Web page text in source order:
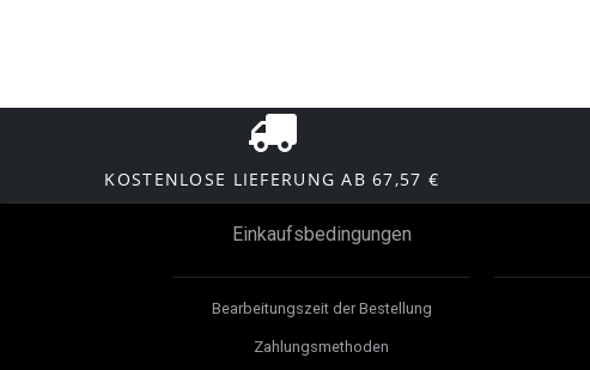
KOSTENLOSE LIEFERUNG AB 67,57 €
Einkaufsbedingungen
Bearbeitungszeit der Bestellung
Zahlungsmethoden